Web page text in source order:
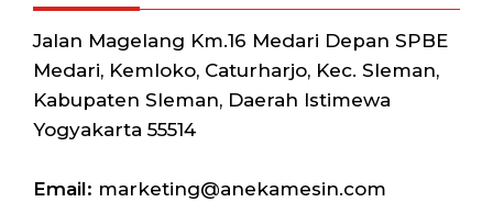
Jalan Magelang Km.16 Medari Depan SPBE
Medari, Kemloko, Caturharjo, Kec. Sleman,
Kabupaten Sleman, Daerah Istimewa
Yogyakarta 55514
Email: marketing@anekamesin.com